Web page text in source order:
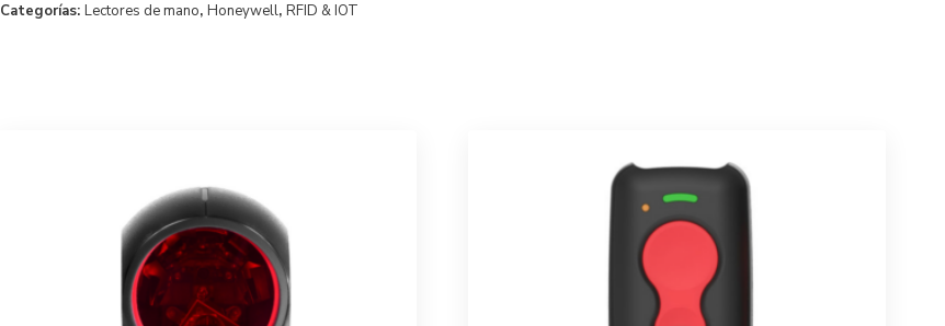
Categorías: Lectores de mano, Honeywell, RFID & IOT